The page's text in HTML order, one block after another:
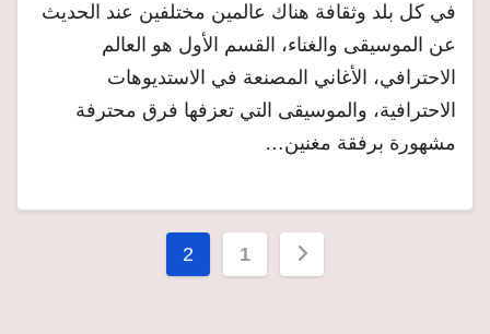
في كل بلد وثقافة هناك عالمين مختلفين عند الحديث
عن الموسيقى والغناء، القسم الأول هو العالم
الاحترافي، الأغاني المصنعة في الاستديوهات
الاحترافية، والموسيقى التي تعزفها فرق محترفة
مشهورة برفقة مغنين…
Posts
1
2